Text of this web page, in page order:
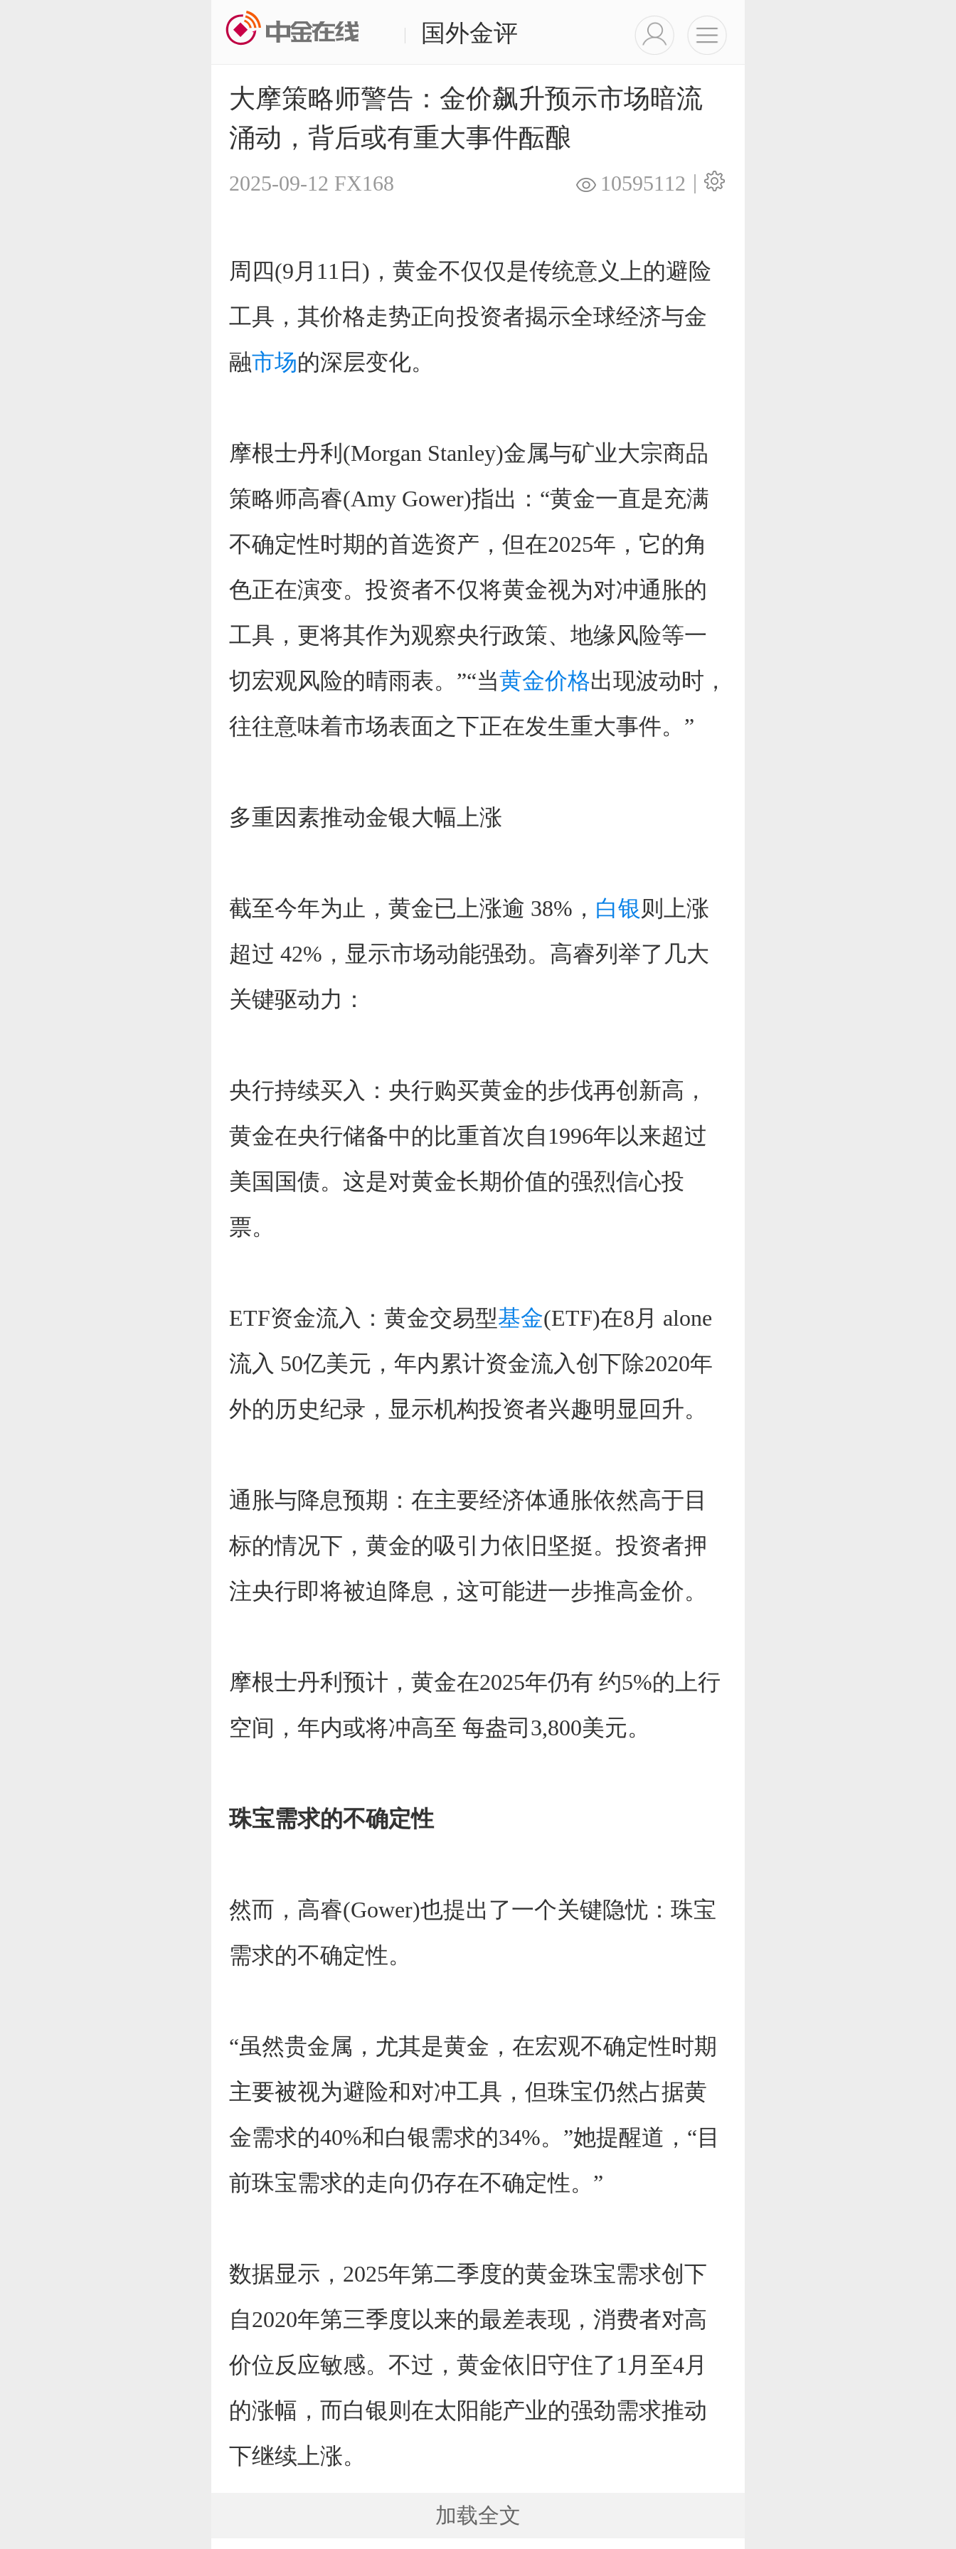
| 国外金评
大摩策略师警告：金价飙升预示市场暗流
涌动，背后或有重大事件酝酿
2025-09-12 FX168 |
10595112
周四(9月11日)，黄金不仅仅是传统意义上的避险
工具，其价格走势正向投资者揭示全球经济与金
融市场的深层变化。
摩根士丹利(Morgan Stanley)金属与矿业大宗商品
策略师高睿(Amy Gower)指出：“黄金一直是充满
不确定性时期的首选资产，但在2025年，它的角
色正在演变。投资者不仅将黄金视为对冲通胀的
工具，更将其作为观察央行政策、地缘风险等一
切宏观风险的晴雨表。”“当黄金价格出现波动时，
往往意味着市场表面之下正在发生重大事件。”
多重因素推动金银大幅上涨
截至今年为止，黄金已上涨逾 38%， 白银则上涨
超过 42%，显示市场动能强劲。高睿列举了几大
关键驱动力：
央行持续买入：央行购买黄金的步伐再创新高，
黄金在央行储备中的比重首次自1996年以来超过
美国国债。这是对黄金长期价值的强烈信心投
票。
ETF资金流入：黄金交易型基金(ETF)在8月 alone
流入 50亿美元，年内累计资金流入创下除2020年
外的历史纪录，显示机构投资者兴趣明显回升。
通胀与降息预期：在主要经济体通胀依然高于目
标的情况下，黄金的吸引力依旧坚挺。投资者押
注央行即将被迫降息，这可能进一步推高金价。
摩根士丹利预计，黄金在2025年仍有 约5%的上行
空间，年内或将冲高至 每盎司3,800美元。
珠宝需求的不确定性
然而，高睿(Gower)也提出了一个关键隐忧：珠宝
需求的不确定性。
“虽然贵金属，尤其是黄金，在宏观不确定性时期
主要被视为避险和对冲工具，但珠宝仍然占据黄
金需求的40%和白银需求的34%。”她提醒道，“目
前珠宝需求的走向仍存在不确定性。”
数据显示，2025年第二季度的黄金珠宝需求创下
自2020年第三季度以来的最差表现，消费者对高
价位反应敏感。不过，黄金依旧守住了1月至4月
的涨幅，而白银则在太阳能产业的强劲需求推动
下继续上涨。
加载全文